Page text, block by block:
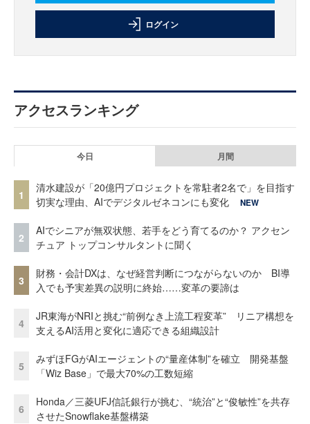
ログイン
アクセスランキング
今日 月間
1
清水建設が「20億円プロジェクトを常駐者2名で」を目指す
切実な理由、AIでデジタルゼネコンにも変化
NEW
2
AIでシニアが無双状態、若手をどう育てるのか？ アクセン
チュア トップコンサルタントに聞く
3
財務・会計DXは、なぜ経営判断につながらないのか BI導
入でも予実差異の説明に終始……変革の要諦は
4
JR東海がNRIと挑む“前例なき上流工程変革” リニア構想を
支えるAI活用と変化に適応できる組織設計
5
みずほFGがAIエージェントの“量産体制”を確立 開発基盤
「Wiz Base」で最大70%の工数短縮
6
Honda／三菱UFJ信託銀行が挑む、“統治”と“俊敏性”を共存
させたSnowflake基盤構築